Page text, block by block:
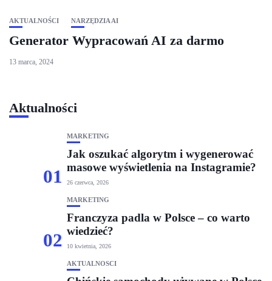
AKTUALNOŚCI NARZĘDZIA AI
Generator Wypracowań AI za darmo
13 marca, 2024
Aktualności
01
MARKETING
Jak oszukać algorytm i wygenerować
masowe wyświetlenia na Instagramie?
26 czerwca, 2026
02
MARKETING
Franczyza padla w Polsce – co warto
wiedzieć?
10 kwietnia, 2026
AKTUALNOŚCI